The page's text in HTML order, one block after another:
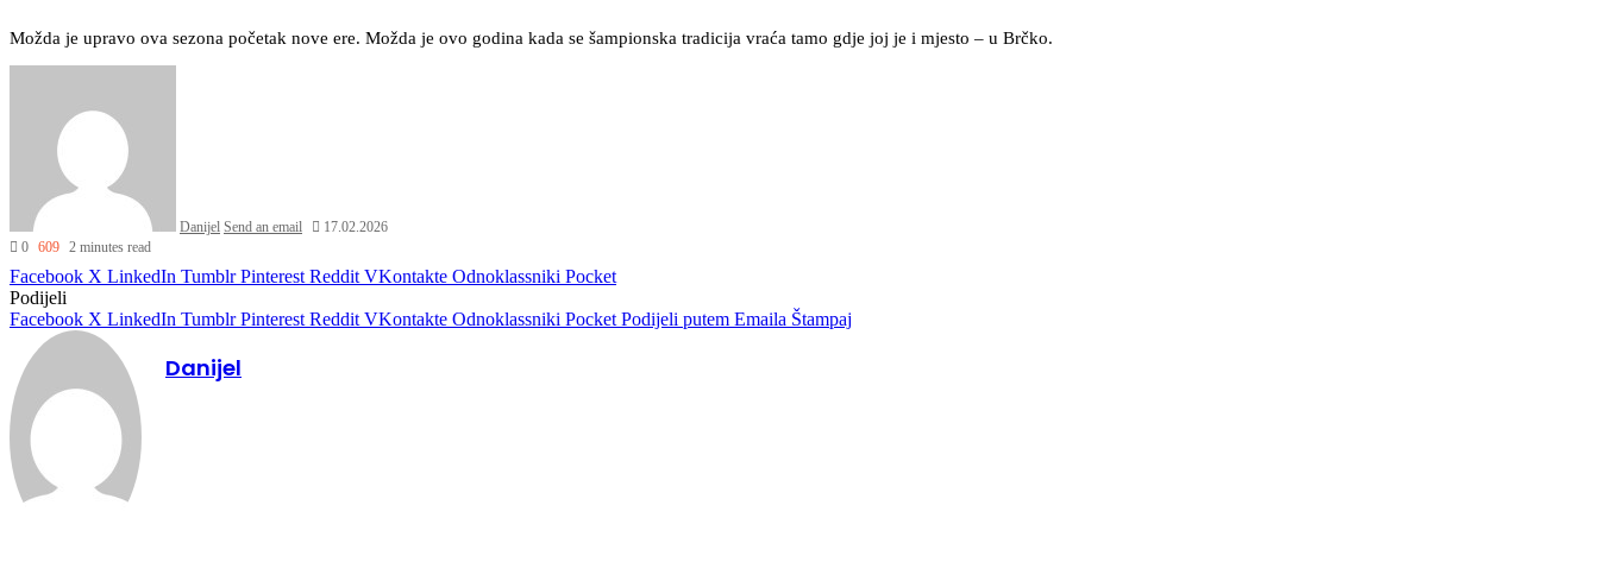
Možda je upravo ova sezona početak nove ere. Možda je ovo godina kada se šampionska tradicija vraća tamo gdje joj je i mjesto – u Brčko.
Danijel Send an email
17.02.2026
0 609 2 minutes read
Facebook X LinkedIn Tumblr Pinterest Reddit VKontakte Odnoklassniki Pocket
Podijeli
Facebook X LinkedIn Tumblr Pinterest Reddit VKontakte Odnoklassniki Pocket Podijeli putem Emaila Štampaj
Danijel